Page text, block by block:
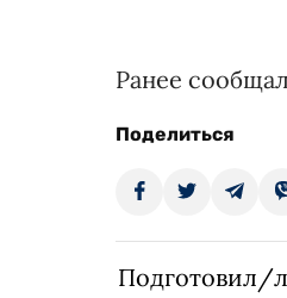
Ранее
Поделиться
Подготовил/